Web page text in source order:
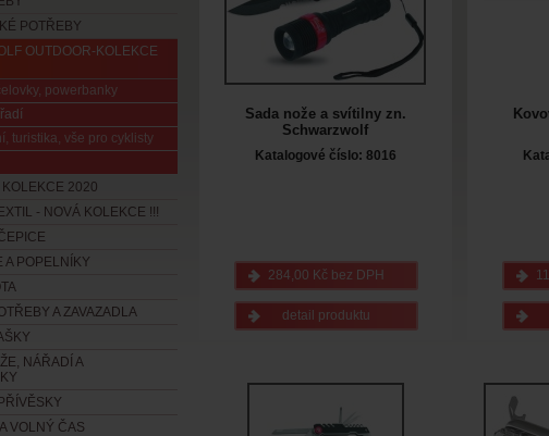
POTŘEBY
OUTDOOR-KOLEKCE
powerbanky
turistika, vše pro cyklisty
2020
- NOVÁ KOLEKCE !!!
A POPELNÍKY
A ZAVAZADLA
NÁŘADÍ A
VOLNÝ ČAS
Sada nože a svítilny zn.
Schwarzwolf
Katalogové číslo: 8016
284,00 Kč bez DPH
detail produktu